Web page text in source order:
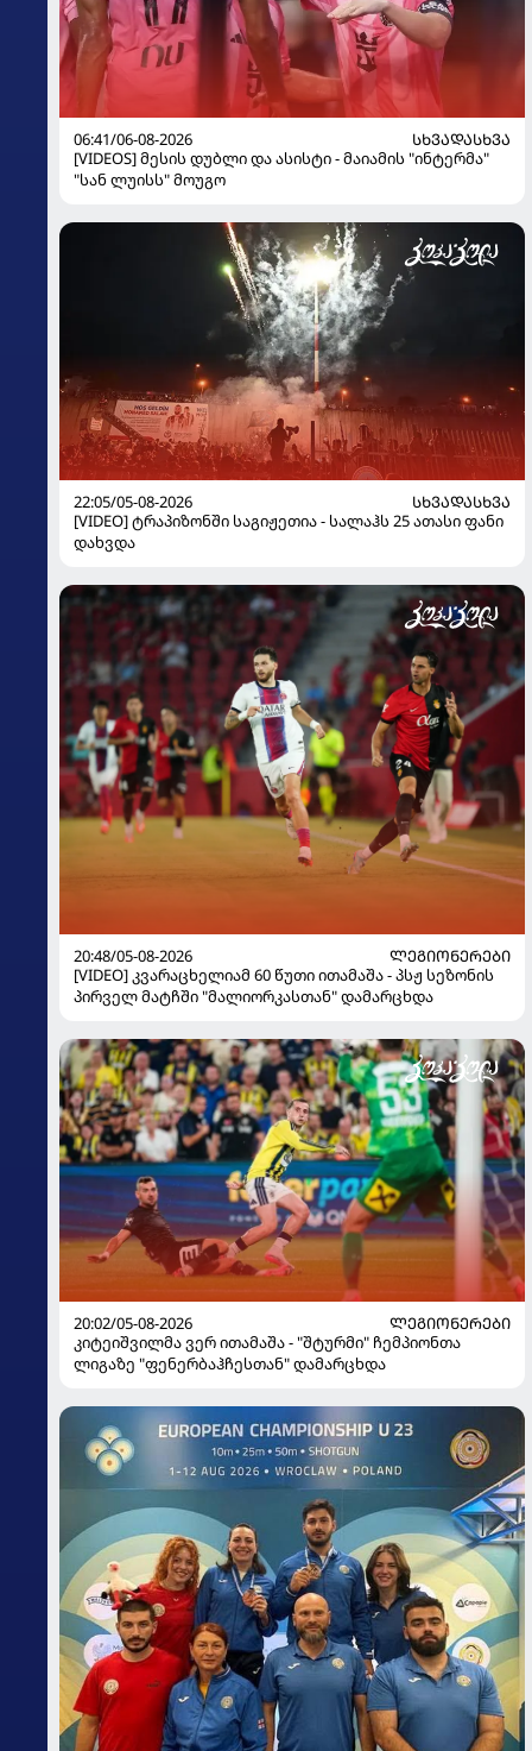
06:41/06-08-2026
ᲡᲮᲕᲐᲓᲐᲡᲮᲕᲐ
[VIDEOS] მესის დუბლი და ასისტი - მაიამის "ინტერმა"
"სან ლუისს" მოუგო
22:05/05-08-2026
ᲡᲮᲕᲐᲓᲐᲡᲮᲕᲐ
[VIDEO] ტრაპიზონში საგიჟეთია - სალაჰს 25 ათასი ფანი
დახვდა
20:48/05-08-2026
ᲚᲔᲒᲘᲝᲜᲔᲠᲔᲑᲘ
[VIDEO] კვარაცხელიამ 60 წუთი ითამაშა - პსჟ სეზონის
პირველ მატჩში "მალიორკასთან" დამარცხდა
20:02/05-08-2026
ᲚᲔᲒᲘᲝᲜᲔᲠᲔᲑᲘ
კიტეიშვილმა ვერ ითამაშა - "შტურმი" ჩემპიონთა
ლიგაზე "ფენერბაჰჩესთან" დამარცხდა